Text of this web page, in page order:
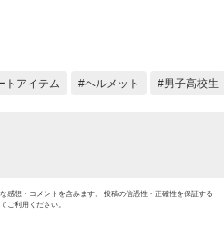
交換不
トアイテム ヘルメット 男子高校生
感想・コメントを含みます。 投稿の信憑性・正確性を保証する
ご利用ください。